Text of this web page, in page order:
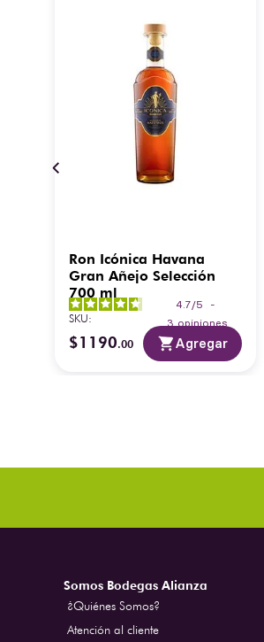
Ron Icónica Havana
Gran Añejo Selección
700 ml
4.7/5
-
3 opiniones
SKU:
$1190.00 Agregar
Somos Bodegas Alianza
¿Quiénes Somos?
Atención al cliente